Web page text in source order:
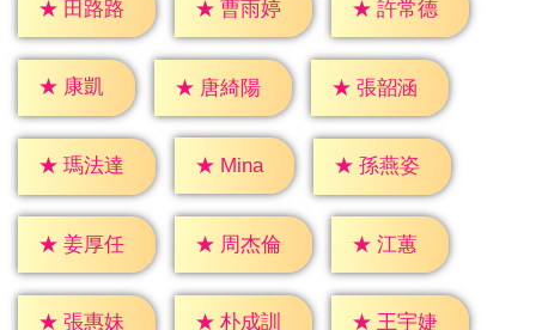
★ 田路路 ★ 曹雨婷 ★ 許常德
★ 康凱 ★ 唐綺陽 ★ 張韶涵
★ 瑪法達 ★ Mina ★ 孫燕姿
★ 姜厚任 ★ 周杰倫 ★ 江蕙
★ 張惠妹 ★ 朴成訓 ★ 王宇婕